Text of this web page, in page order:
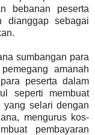
bebanan peserta
dianggap sebagai
sumbangan para
amanah
peserta dalam
seperti membuat
yang selari dengan
mengurus kos-
pembayaran